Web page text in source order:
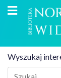
Wyszukaj